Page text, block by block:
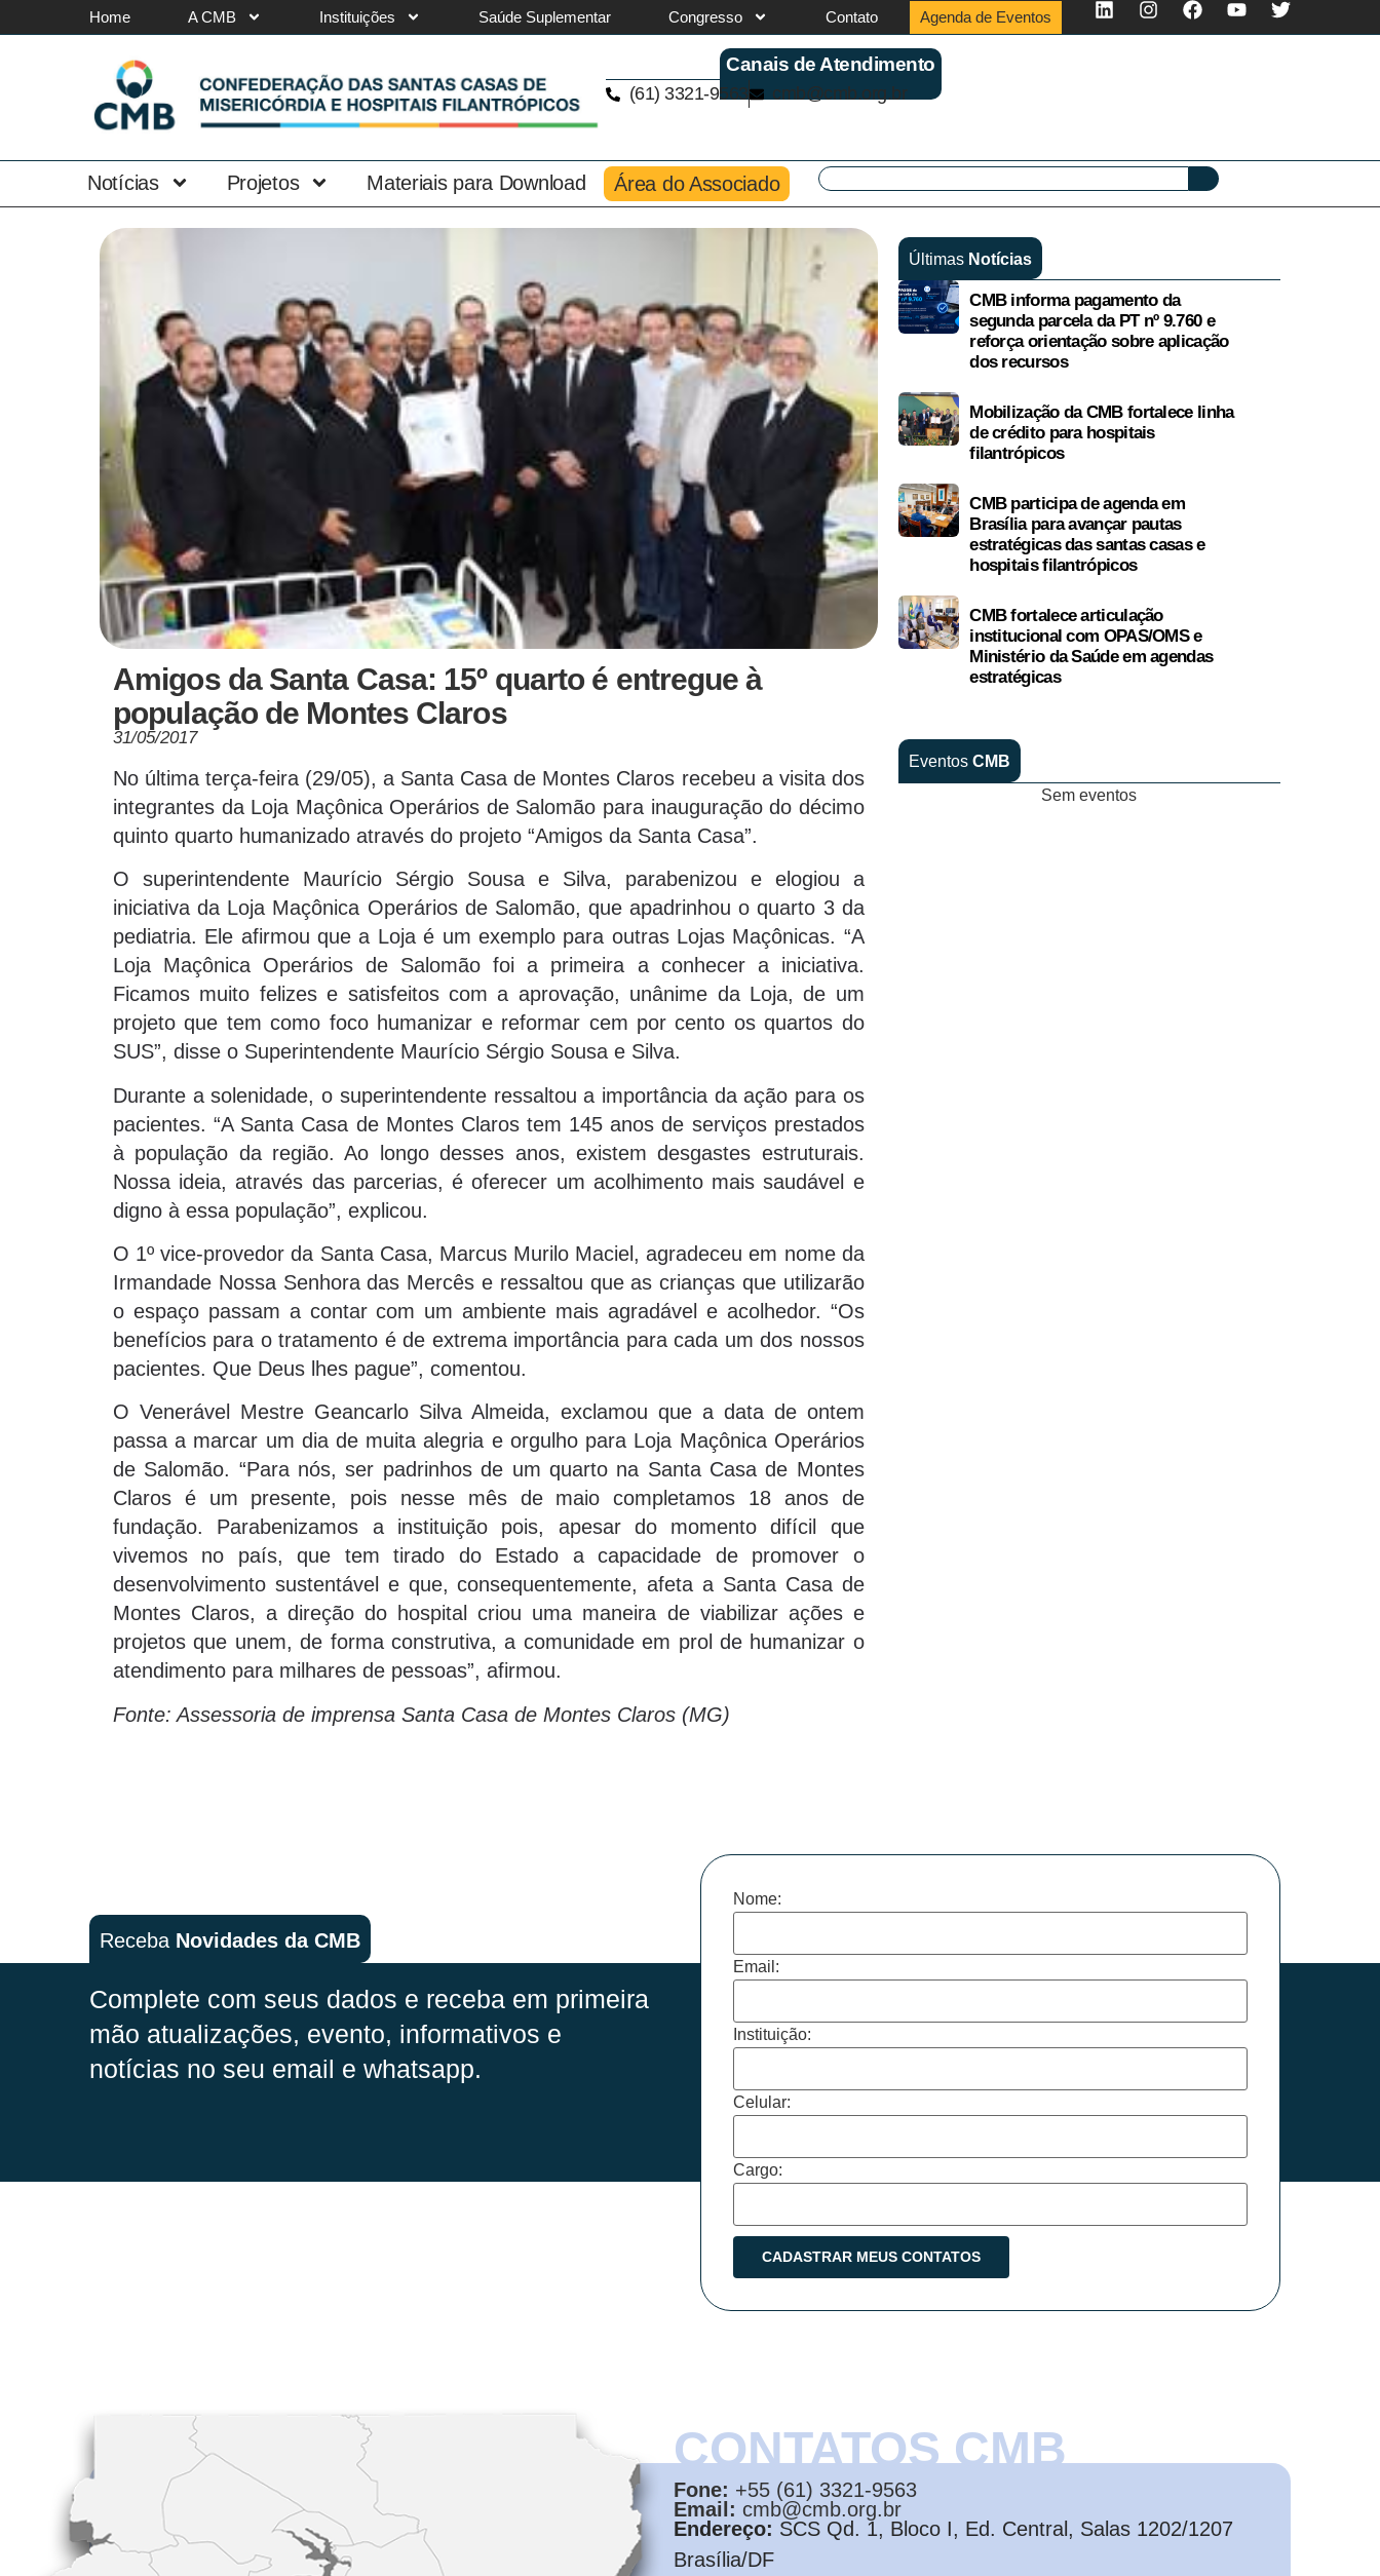
Home A CMB Instituições Saúde Suplementar Congresso Contato Agenda de Eventos
Canais de Atendimento
(61) 3321-9563 cmb@cmb.org.br
Notícias Projetos Materiais para Download Área do Associado
Amigos da Santa Casa: 15º quarto é entregue à
população de Montes Claros
31/05/2017
No última terça-feira (29/05), a Santa Casa de Montes Claros recebeu a visita dos
integrantes da Loja Maçônica Operários de Salomão para inauguração do décimo
quinto quarto humanizado através do projeto “Amigos da Santa Casa”.
O superintendente Maurício Sérgio Sousa e Silva, parabenizou e elogiou a
iniciativa da Loja Maçônica Operários de Salomão, que apadrinhou o quarto 3 da
pediatria. Ele afirmou que a Loja é um exemplo para outras Lojas Maçônicas. “A
Loja Maçônica Operários de Salomão foi a primeira a conhecer a iniciativa.
Ficamos muito felizes e satisfeitos com a aprovação, unânime da Loja, de um
projeto que tem como foco humanizar e reformar cem por cento os quartos do
SUS”, disse o Superintendente Maurício Sérgio Sousa e Silva.
Durante a solenidade, o superintendente ressaltou a importância da ação para os
pacientes. “A Santa Casa de Montes Claros tem 145 anos de serviços prestados
à população da região. Ao longo desses anos, existem desgastes estruturais.
Nossa ideia, através das parcerias, é oferecer um acolhimento mais saudável e
digno à essa população”, explicou.
O 1º vice-provedor da Santa Casa, Marcus Murilo Maciel, agradeceu em nome da
Irmandade Nossa Senhora das Mercês e ressaltou que as crianças que utilizarão
o espaço passam a contar com um ambiente mais agradável e acolhedor. “Os
benefícios para o tratamento é de extrema importância para cada um dos nossos
pacientes. Que Deus lhes pague”, comentou.
O Venerável Mestre Geancarlo Silva Almeida, exclamou que a data de ontem
passa a marcar um dia de muita alegria e orgulho para Loja Maçônica Operários
de Salomão. “Para nós, ser padrinhos de um quarto na Santa Casa de Montes
Claros é um presente, pois nesse mês de maio completamos 18 anos de
fundação. Parabenizamos a instituição pois, apesar do momento difícil que
vivemos no país, que tem tirado do Estado a capacidade de promover o
desenvolvimento sustentável e que, consequentemente, afeta a Santa Casa de
Montes Claros, a direção do hospital criou uma maneira de viabilizar ações e
projetos que unem, de forma construtiva, a comunidade em prol de humanizar o
atendimento para milhares de pessoas”, afirmou.
Fonte: Assessoria de imprensa Santa Casa de Montes Claros (MG)
Últimas Notícias
CMB informa pagamento da
segunda parcela da PT nº 9.760 e
reforça orientação sobre aplicação
dos recursos
Mobilização da CMB fortalece linha
de crédito para hospitais
filantrópicos
CMB participa de agenda em
Brasília para avançar pautas
estratégicas das santas casas e
hospitais filantrópicos
CMB fortalece articulação
institucional com OPAS/OMS e
Ministério da Saúde em agendas
estratégicas
Eventos CMB
Sem eventos
Receba Novidades da CMB
Complete com seus dados e receba em primeira
mão atualizações, evento, informativos e
notícias no seu email e whatsapp.
Nome:
Email:
Instituição:
Celular:
Cargo:
CONTATOS CMB
Fone: +55 (61) 3321-9563
Email: cmb@cmb.org.br
Endereço: SCS Qd. 1, Bloco I, Ed. Central, Salas 1202/1207
Brasília/DF